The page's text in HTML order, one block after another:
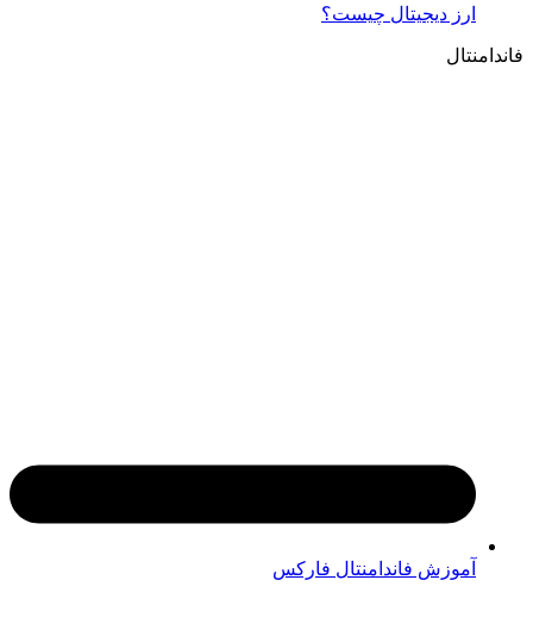
ارز دیجیتال چیست؟
فاندامنتال
آموزش فاندامنتال فارکس